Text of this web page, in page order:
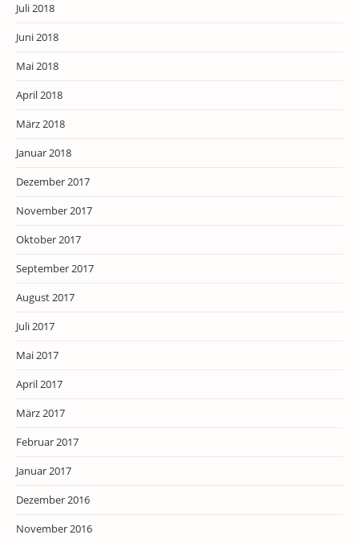
Juli 2018
Juni 2018
Mai 2018
April 2018
März 2018
Januar 2018
Dezember 2017
November 2017
Oktober 2017
September 2017
August 2017
Juli 2017
Mai 2017
April 2017
März 2017
Februar 2017
Januar 2017
Dezember 2016
November 2016